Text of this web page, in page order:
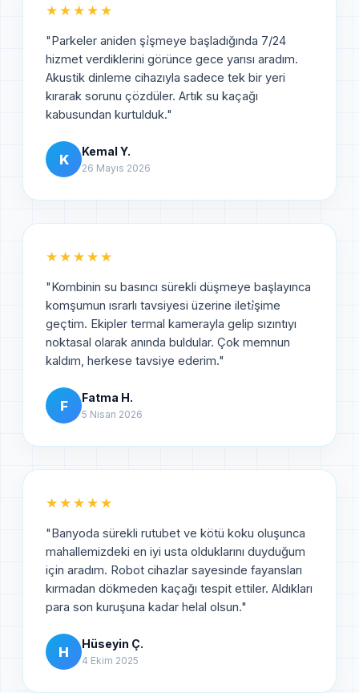
★★★★★
"Parkeler aniden şi̇şmeye başladığında 7/24
hizmet verdiklerini görünce gece yarısı aradım.
Akustik dinleme cihazıyla sadece tek bir yeri
kırarak sorunu çözdüler. Artık su kaçağı
kabusundan kurtulduk."
K Kemal Y.
26 Mayıs 2026
★★★★★
"Kombinin su basıncı sürekli düşmeye başlayınca
komşumun ısrarlı tavsiyesi üzerine ileti̇şime
geçtim. Ekipler termal kamerayla gelip sızıntıyı
noktasal olarak anında buldular. Çok memnun
kaldım, herkese tavsiye ederim."
F Fatma H.
5 Nisan 2026
★★★★★
"Banyoda sürekli rutubet ve kötü koku oluşunca
mahallemizdeki en iyi usta olduklarını duyduğum
için aradım. Robot cihazlar sayesinde fayansları
kırmadan dökmeden kaçağı tespit ettiler. Aldıkları
para son kuruşuna kadar helal olsun."
H Hüseyin Ç.
4 Ekim 2025